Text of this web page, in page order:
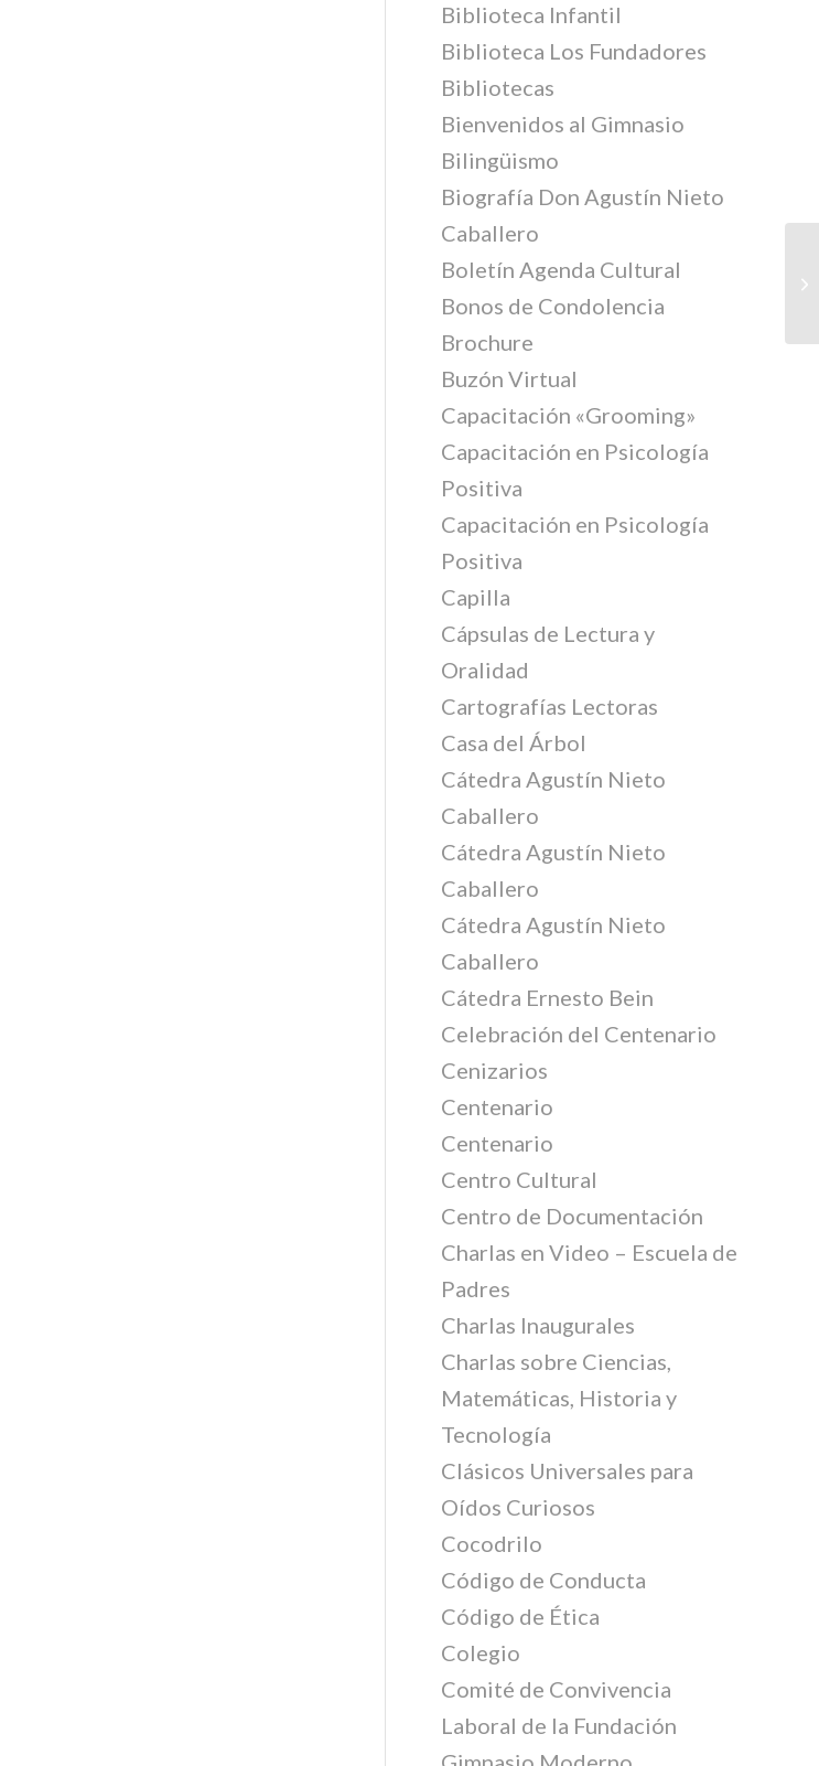
Biblioteca Infantil
Biblioteca Los Fundadores
Bibliotecas
Bienvenidos al Gimnasio
Bilingüismo
Biografía Don Agustín Nieto
Caballero
Boletín Agenda Cultural
Bonos de Condolencia
Brochure
Buzón Virtual
Capacitación «Grooming»
Capacitación en Psicología
Positiva
Capacitación en Psicología
Positiva
Capilla
Cápsulas de Lectura y
Oralidad
Cartografías Lectoras
Casa del Árbol
Cátedra Agustín Nieto
Caballero
Cátedra Agustín Nieto
Caballero
Cátedra Agustín Nieto
Caballero
Cátedra Ernesto Bein
Celebración del Centenario
Cenizarios
Centenario
Centenario
Centro Cultural
Centro de Documentación
Charlas en Video – Escuela de
Padres
Charlas Inaugurales
Charlas sobre Ciencias,
Matemáticas, Historia y
Tecnología
Clásicos Universales para
Oídos Curiosos
Cocodrilo
Código de Conducta
Código de Ética
Colegio
Comité de Convivencia
Laboral de la Fundación